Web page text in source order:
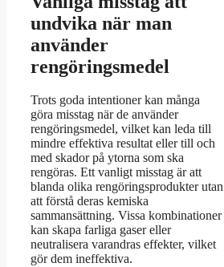
undvika när man
använder
rengöringsmedel
Trots goda intentioner kan många
göra misstag när de använder
rengöringsmedel, vilket kan leda till
mindre effektiva resultat eller till och
med skador på ytorna som ska
rengöras. Ett vanligt misstag är att
blanda olika rengöringsprodukter utan
att förstå deras kemiska
sammansättning. Vissa kombinationer
kan skapa farliga gaser eller
neutralisera varandras effekter, vilket
gör dem ineffektiva.